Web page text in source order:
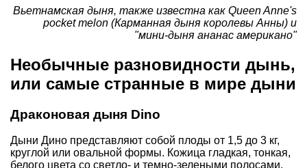
Вьетнамская дыня, также известна как Queen Anne's
pocket melon (Карманная дыня королевы Анны) и
"мини-дыня ананас американо"
Необычные разновидности дынь,
или самые странные в мире дыни
Драконовая дыня Dino
Дыни Дино представляют собой плоды от 1,5 до 3 кг,
круглой или овальной формы. Кожица гладкая, тонкая,
белого цвета со светло- и темно-зелеными полосами,